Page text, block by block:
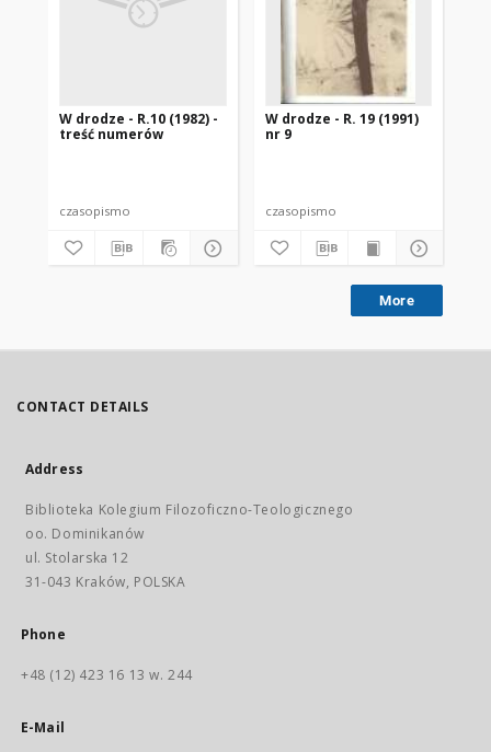
W drodze - R.10 (1982) -
treść numerów
czasopismo
W drodze - R. 19 (1991)
nr 9
czasopismo
More
CONTACT DETAILS
Address
Biblioteka Kolegium Filozoficzno-Teologicznego
oo. Dominikanów
ul. Stolarska 12
31-043 Kraków, POLSKA
Phone
+48 (12) 423 16 13 w. 244
E-Mail